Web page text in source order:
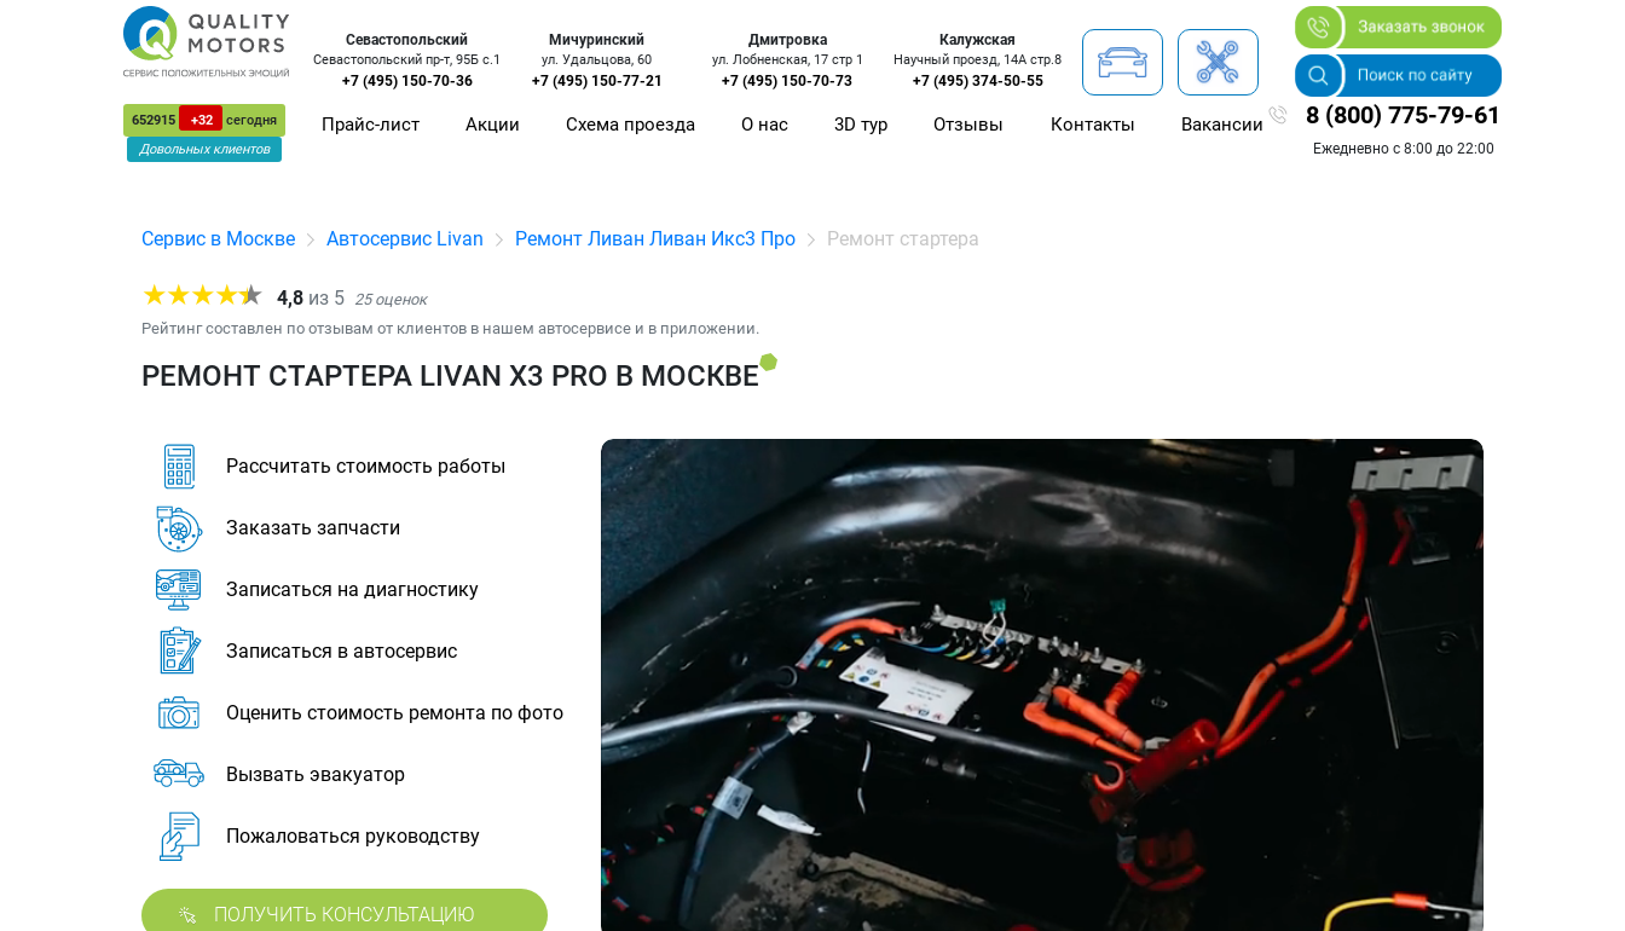
652915 +32
сегодня
Довольных клиентов
Севастопольский
Севастопольский пр-т, 95Б с.1
+7 (495) 150-70-36
Мичуринский
ул. Удальцова, 60
+7 (495) 150-77-21
Дмитровка
ул. Лобненская, 17 стр 1
+7 (495) 150-70-73
Калужская
Научный проезд, 14А стр.8
+7 (495) 374-50-55
Прайс-лист Акции Схема проезда О нас 3D тур Отзывы Контакты Вакансии 8 (800) 775-79-61
Ежедневно с 8:00 до 22:00
Сервис в Москве Автосервис Livan Ремонт Ливан Ливан Икс3 Про Ремонт стартера
4,8 из 5 25оценок
Рейтинг составлен по отзывам от клиентов в нашем автосервисе и в приложении.
РЕМОНТ СТАРТЕРА LIVAN X3 PRO В МОСКВЕ
Рассчитать стоимость работы
Заказать запчасти
Записаться на диагностику
Записаться в автосервис
Оценить стоимость ремонта по фото
Вызвать эвакуатор
Пожаловаться руководству
ПОЛУЧИТЬ КОНСУЛЬТАЦИЮ